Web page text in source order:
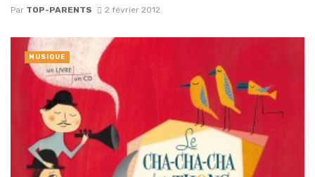
Par TOP-PARENTS 2 février 2012
MUSIQUE